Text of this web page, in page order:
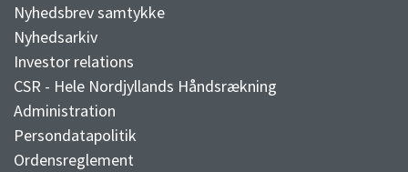
Nyhedsbrev samtykke
Nyhedsarkiv
Investor relations
CSR - Hele Nordjyllands Håndsrækning
Administration
Persondatapolitik
Ordensreglement